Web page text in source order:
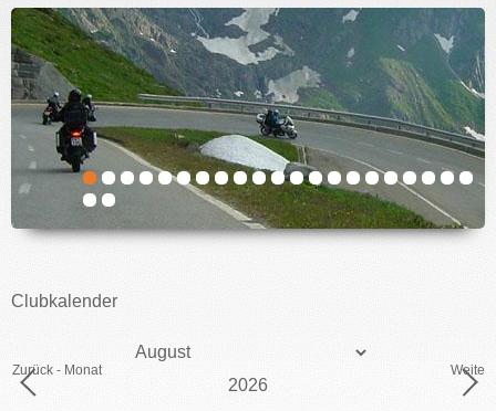
CLUBINFO
TERMINE
ACCESSORIES
KONTAKT
IMPRESSUM
Clubkalender
Zurück - Monat
Monat
Weiter